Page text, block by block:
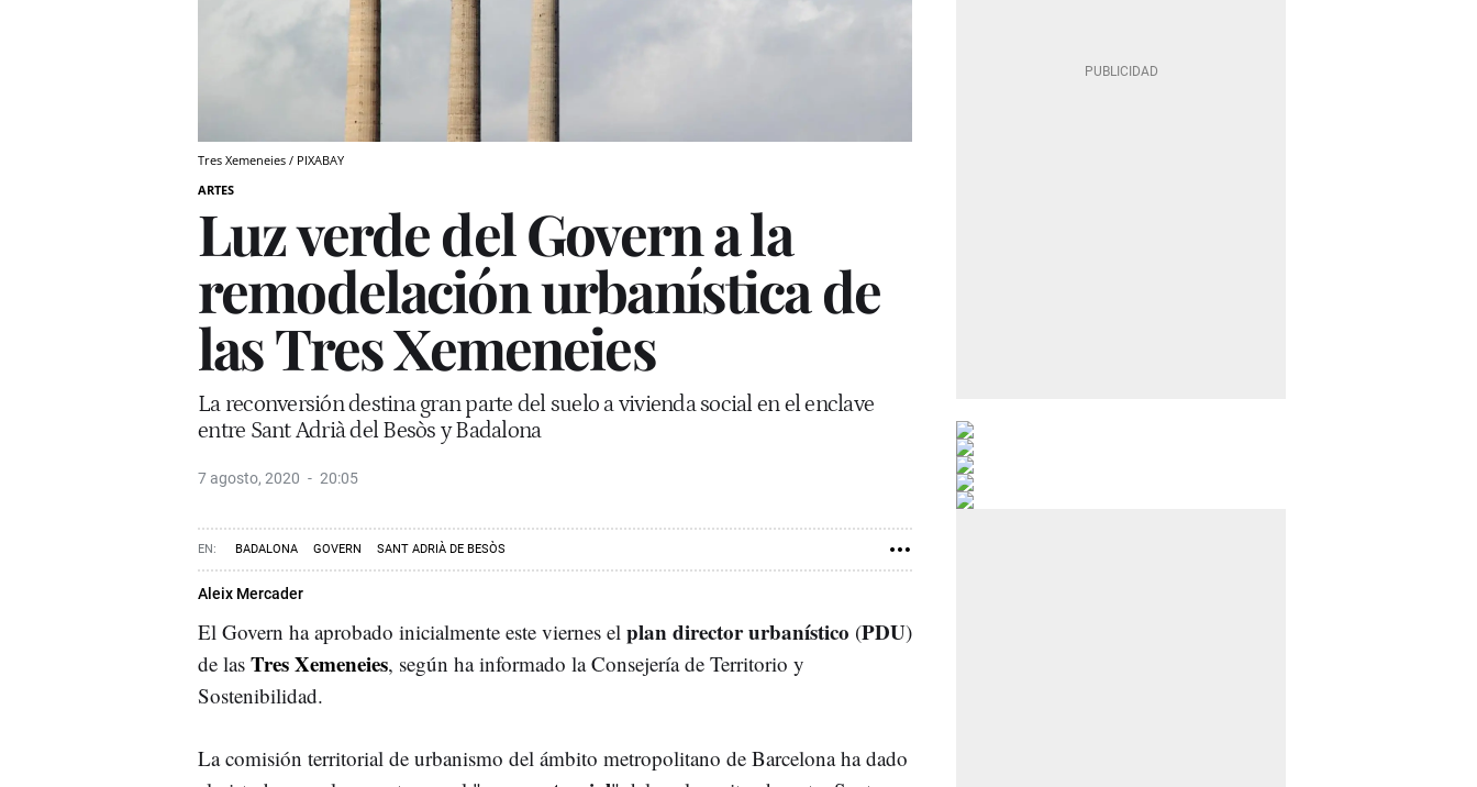
Tres Xemeneies / PIXABAY
ARTES
Luz verde del Govern a la
remodelación urbanística de
las Tres Xemeneies
La reconversión destina gran parte del suelo a vivienda social en el enclave
entre Sant Adrià del Besòs y Badalona
7 agosto, 2020 20:05
BADALONA GOVERN SANT ADRIÀ DE BESÒS
Aleix Mercader
El Govern ha aprobado inicialmente este viernes el plan director urbanístico (PDU)
de las Tres Xemeneies, según ha informado la Consejería de Territorio y
Sostenibilidad.
La comisión territorial de urbanismo del ámbito metropolitano de Barcelona ha dado